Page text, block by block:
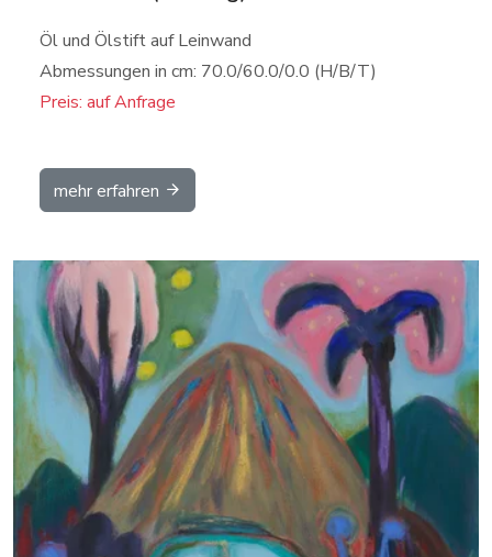
Öl und Ölstift auf Leinwand
Abmessungen in cm: 70.0/60.0/0.0 (H/B/T)
Preis: auf Anfrage
mehr erfahren
Details